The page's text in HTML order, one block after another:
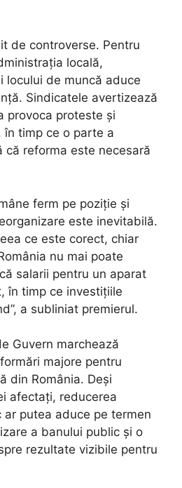
de controverse. Pentru
locală,
locului de muncă aduce
Sindicatele avertizează
provoca proteste și
timp ce o parte a
că reforma este necesară
ferm pe poziție și
este inevitabilă.
ce este corect, chiar
nu mai poate
salarii pentru un aparat
în timp ce investițiile
a subliniat premierul.
Guvern marchează
majore pentru
din România. Deși
afectați, reducerea
putea aduce pe termen
a banului public și o
rezultate vizibile pentru